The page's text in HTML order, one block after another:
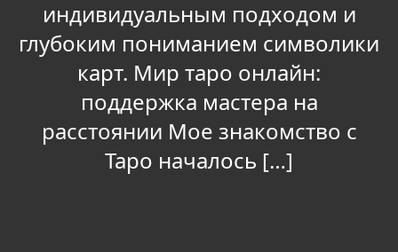
индивидуальным подходом и
глубоким пониманием символики
карт. Мир таро онлайн:
поддержка мастера на
расстоянии Мое знакомство с
Таро началось […]